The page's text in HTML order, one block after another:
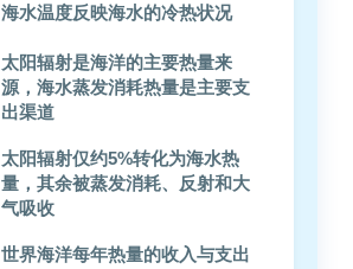
海水温度反映海水的冷热状况
太阳辐射是海洋的主要热量来
源，海水蒸发消耗热量是主要支
出渠道
太阳辐射仅约5%转化为海水热
量，其余被蒸发消耗、反射和大
气吸收
世界海洋每年热量的收入与支出